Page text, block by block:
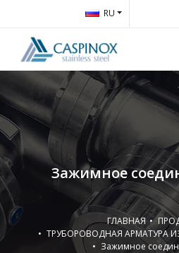
RU
Зажимное
ГЛАВНАЯ
ТРУБОРОВОДНАЯ АРМАТУРА
Зажимное